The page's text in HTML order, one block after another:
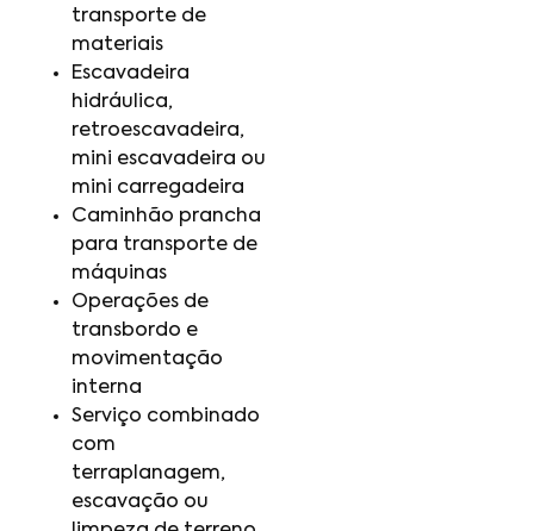
transporte de
materiais
Escavadeira
hidráulica,
retroescavadeira,
mini escavadeira ou
mini carregadeira
Caminhão prancha
para transporte de
máquinas
Operações de
transbordo e
movimentação
interna
Serviço combinado
com
terraplanagem,
escavação ou